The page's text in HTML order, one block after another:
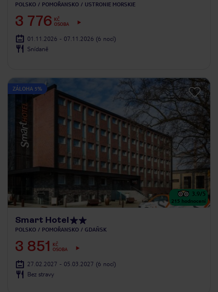
POLSKO POMOŘANSKO USTRONIE MORSKIE
3 776 KČ
OSOBA
01.11.2026 - 07.11.2026 (6 nocí)
Snídaně
ZÁLOHA 5%
3.9/5
215 hodnocení
Smart Hotel
POLSKO POMOŘANSKO GDAŇSK
3 851
KČ
OSOBA
27.02.2027 - 05.03.2027 (6 nocí)
Bez stravy